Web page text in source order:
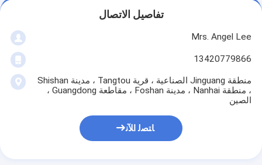
تفاصيل الاتصال
Mrs. Angel Lee
13420779866
منطقة Jinguang الصناعية ، قرية Tangtou ، مدينة Shishan
، منطقة Nanhai ، مدينة Foshan ، مقاطعة Guangdong ،
الصين
ﺎﺘﺼﻟ ﺍﻶﻧ